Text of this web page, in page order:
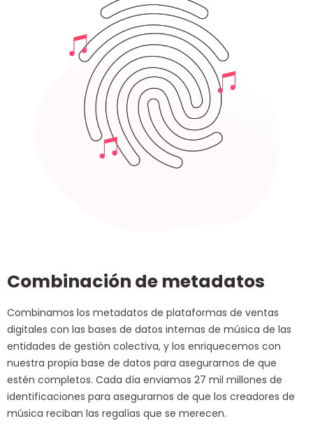
Combinación de metadatos
Combinamos los metadatos de plataformas de ventas
digitales con las bases de datos internas de música de las
entidades de gestión colectiva, y los enriquecemos con
nuestra propia base de datos para asegurarnos de que
estén completos. Cada día enviamos 27 mil millones de
identificaciones para asegurarnos de que los creadores de
música reciban las regalías que se merecen.